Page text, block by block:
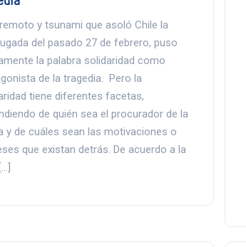
y tsunami que asoló Chile la
del pasado 27 de febrero, puso
la palabra solidaridad como
de la tragedia. Pero la
tiene diferentes facetas,
de quién sea el procurador de la
y de cuáles sean las motivaciones o
que existan detrás. De acuerdo a la